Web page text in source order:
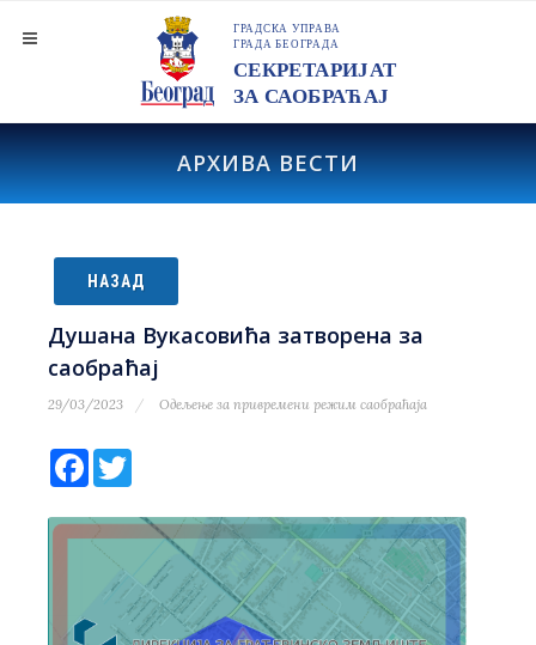
АРХИВА ВЕСТИ
НАЗАД
Душана Вукасовића затворена за
саобраћај
29/03/2023 Одељење за привремени режим саобраћаја
Facebook